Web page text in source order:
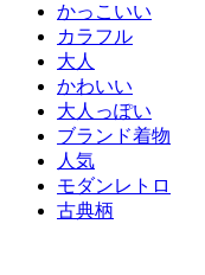
かっこいい
カラフル
大人
かわいい
大人っぽい
ブランド着物
人気
モダンレトロ
古典柄